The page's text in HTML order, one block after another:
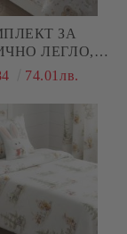
ЗА
ЛЕГЛО,
, 100%
3 ЧАСТИ
74.01лв.